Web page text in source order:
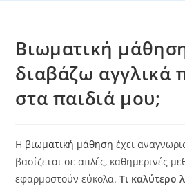
Βιωματική
διαβάζω αγγλικά
στα παιδιά μου;
Η βιωματική μάθηση έχει
βασίζεται σε απλές, καθημερινές
εφαρμοστούν εύκολα.Τι καλύτερο